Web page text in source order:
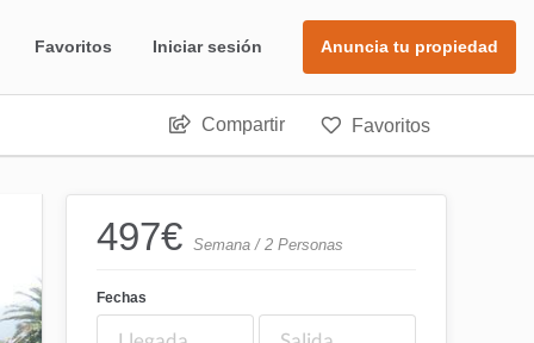
Favoritos Iniciar sesión Anuncia tu propiedad
Compartir Favoritos
497€ Semana / 2 Personas
Fechas